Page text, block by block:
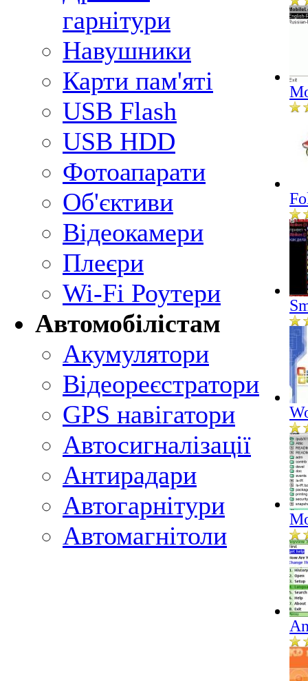
гарнітури
Навушники
Карти пам'яті
USB Flash
USB HDD
Фотоапарати
Об'єктиви
Відеокамери
Плеєри
Wi-Fi Роутери
Автомобілістам
Акумулятори
Відеореєстратори
GPS навігатори
Автосигналізації
Антирадари
Автогарнітури
Автомагнітоли